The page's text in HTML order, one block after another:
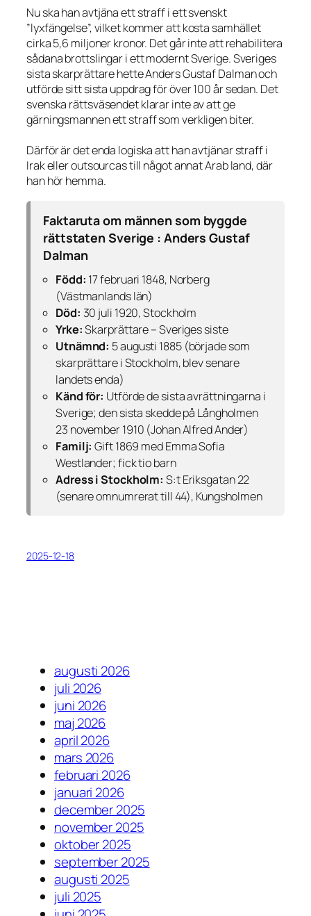
Nu ska han avtjäna ett straff i ett svenskt
”lyxfängelse”, vilket kommer att kosta samhället
cirka 5,6 miljoner kronor. Det går inte att rehabilitera
sådana brottslingar i ett modernt Sverige. Sveriges
sista skarprättare hette Anders Gustaf Dalman och
utförde sitt sista uppdrag för över 100 år sedan. Det
svenska rättsväsendet klarar inte av att ge
gärningsmannen ett straff som verkligen biter.
Därför är det enda logiska att han avtjänar straff i
Irak eller outsourcas till något annat Arab land, där
han hör hemma.
Faktaruta om männen som byggde
rättstaten Sverige : Anders Gustaf
Dalman
Född: 17 februari 1848, Norberg
(Västmanlands län)
Död: 30 juli 1920, Stockholm
Yrke:Skarprättare – Sveriges siste
Utnämnd: 5 augusti 1885 (började som
skarprättare i Stockholm, blev senare
landets enda)
Känd för: Utförde de sista avrättningarna i
Sverige; den sista skedde på Långholmen
23 november 1910 (Johan Alfred Ander)
Familj: Gift 1869 med Emma Sofia
Westlander; fick tio barn
Adress i Stockholm: S:t Eriksgatan 22
(senare omnumrerat till 44), Kungsholmen
2025-12-18
augusti 2026
juli 2026
juni 2026
maj 2026
april 2026
mars 2026
februari 2026
januari 2026
december 2025
november 2025
oktober 2025
september 2025
augusti 2025
juli 2025